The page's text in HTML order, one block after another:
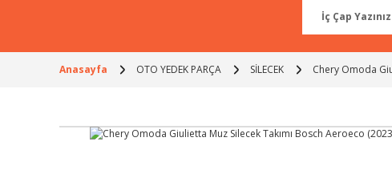
Anasayfa OTO YEDEK PARÇA SİLECEK Chery Omoda